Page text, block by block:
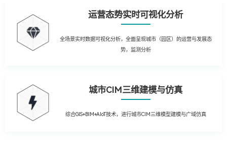
运营态势实时可视化分析
全场景实时数据可视化分析，全面呈现城市（园区）的运营与发展态
势，监测分析
城市CIM三维建模与仿真
综合GIS+BIM+AIoT技术，进行城市CIM三维模型建模与广域仿真